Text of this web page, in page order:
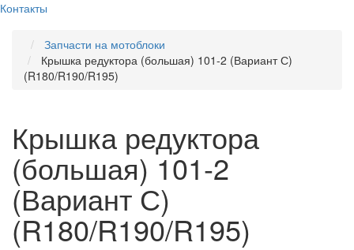
Контакты
Запчасти на мотоблоки
Крышка редуктора (большая) 101-2 (Вариант С)
(R180/R190/R195)
Крышка редуктора
(большая) 101-2
(Вариант С)
(R180/R190/R195)